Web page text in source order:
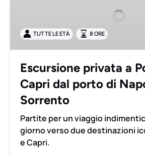
Capri
dal
Napoli
Sorrento
TUTTE LE ETÀ 8 ORE
Escursione privata a
Capri dal porto di
Sorrento
Partite per un viaggio
giorno verso due destinazioni
e Capri.